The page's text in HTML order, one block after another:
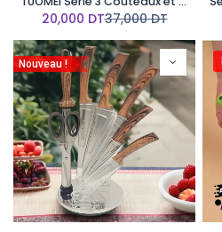
20,000 DT37,000DT
Nouveau !